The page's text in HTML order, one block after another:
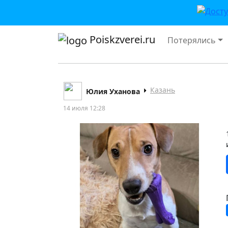
Poiskzverei.ru Потерялись
Юлия Уханова Казань
14 июля 12:28